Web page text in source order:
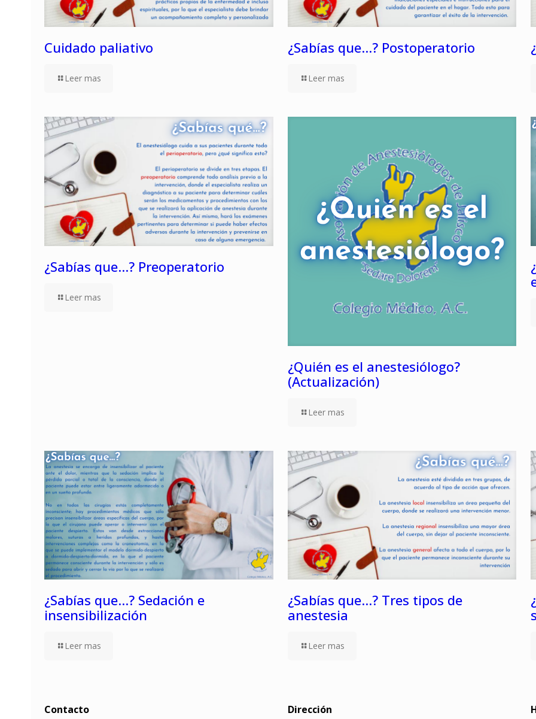
Cuidado paliativo
Leer mas
¿Sabías que…? Postoperatorio
Leer mas
¿Sabías que…? Preoperatorio
Leer mas
¿Quién es el anestesiólogo?
(Actualización)
Leer mas
¿Sabías que…? Sedación e
insensibilización
Leer mas
¿Sabías que…? Tres tipos de
anestesia
Leer mas
Contacto Dirección